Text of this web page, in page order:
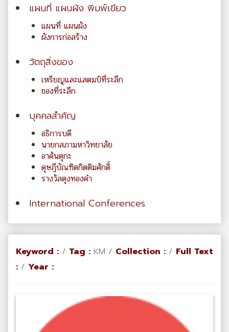
แผนที่ แผนผัง พิมพ์เขียว
แผนที่ แผนผัง
ผังการก่อสร้าง
วัตถุสิ่งของ
เหรียญและแสตมป์ที่ระลึก
ของที่ระลึก
บุคคลสำคัญ
อธิการบดี
นายกสภามหาวิทยาลัย
อาคันตุกะ
ดุษฎีบัณฑิตกิตติมศักดิ์
รางวัลตุงทองคำ
International Conferences
Keyword : / Tag : KM / Collection : / Full Text
: / Year :